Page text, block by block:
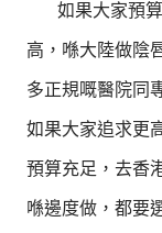
如果大家預
高，喺大陸做陰
多正規嘅醫院同
如果大家追求更
預算充足，去香
喺邊度做，都要